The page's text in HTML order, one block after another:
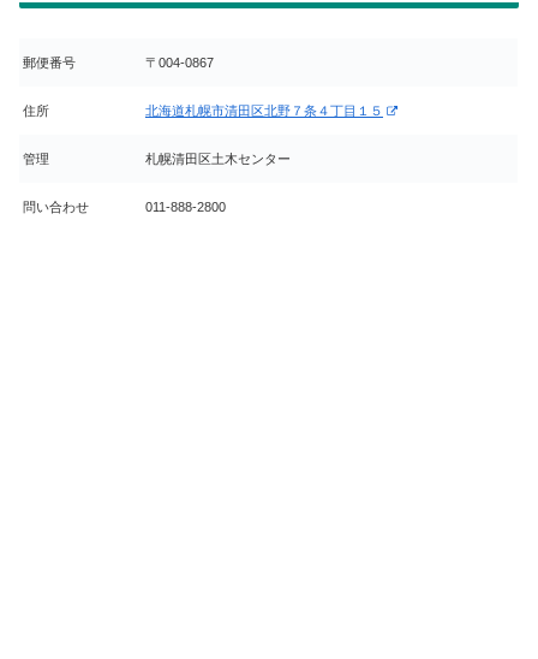
郵便番号 〒004-0867
住所 北海道札幌市清田区北野７条４丁目１５
管理 札幌清田区土木センター
問い合わせ 011-888-2800